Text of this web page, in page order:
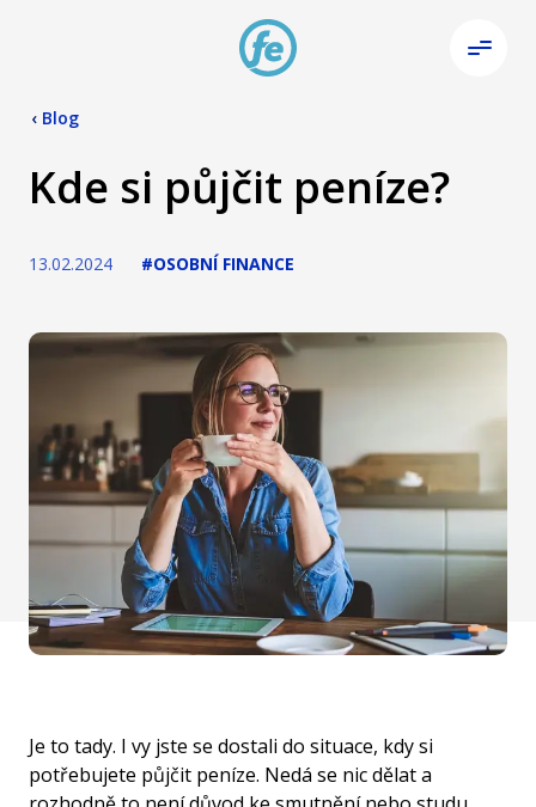
‹ Blog
Kde si půjčit peníze?
13.02.2024 #OSOBNÍ FINANCE
Je to tady. I vy jste se dostali do situace, kdy si
potřebujete půjčit peníze. Nedá se nic dělat a